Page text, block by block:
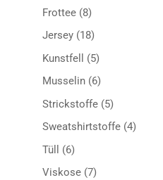
Frottee 88
Produkte
Jersey 1818
Produkte
Kunstfell 55
Produkte
Musselin 66
Produkte
Strickstoffe 55
Produkte
Sweatshirtstoffe 44
Tüll 66
Produkte
Viskose 77